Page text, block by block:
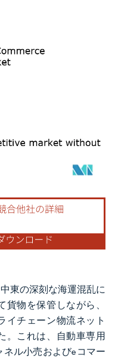
4.0の表示が必要です。
東の深刻な海運混乱に
物を保管しながら、
イチェーン物流ネット
。これは、自動車専用
ル小売およびeコマー